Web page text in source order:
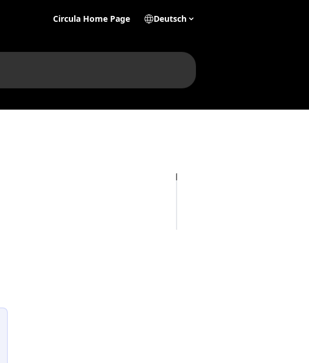
Circula Home Page Deutsch